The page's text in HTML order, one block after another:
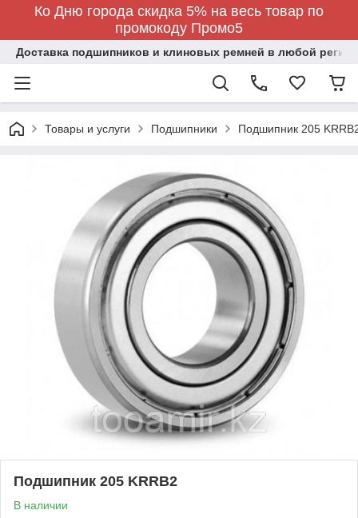
Ко Дню города скидка 5% на весь товар по
промокоду Промо5
Доставка подшипников и клиновых ремней в любой регион
Товары и услуги Подшипники Подшипник 205
Подшипник 205 KRRB2
В наличии